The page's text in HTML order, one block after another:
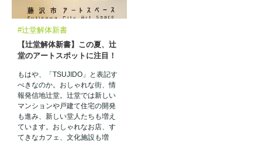
#辻堂解体新書
【辻堂解体新書】この夏、辻
堂のアートスポットに注目！
もはや、「TSUJIDO」と表記す
べきなのか。おしゃれな街、情
報発信地辻堂。辻堂では新しい
マンションや戸建て住宅の開発
も進み、新しい堂人たちも増え
ています。おしゃれなお店、す
てきなカフェ、文化施設も増